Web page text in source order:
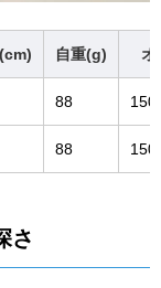
自重(g) オ
88
88
さ